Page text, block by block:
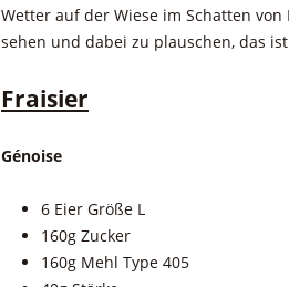
Wetter auf der Wiese im Schatten
sehen und dabei zu plauschen, das
Fraisier
Génoise
6 Eier Größe L
160g Zucker
160g Mehl Type 405